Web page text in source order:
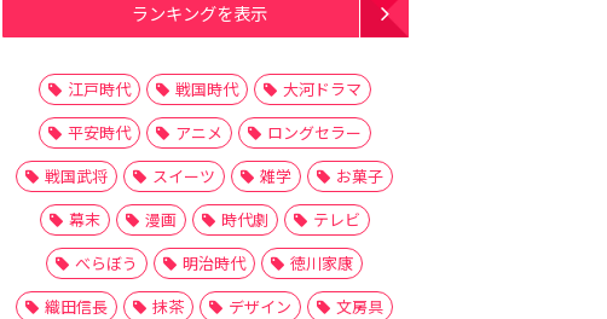
ランキングを表示
江戸時代 戦国時代
大河ドラマ
平安時代
アニメ
ロングセラー
戦国武将
スイーツ 雑学
お菓子
幕末
漫画 時代劇
テレビ
べらぼう
明治時代
徳川家康
織田信長
抹茶 デザイン
文房具